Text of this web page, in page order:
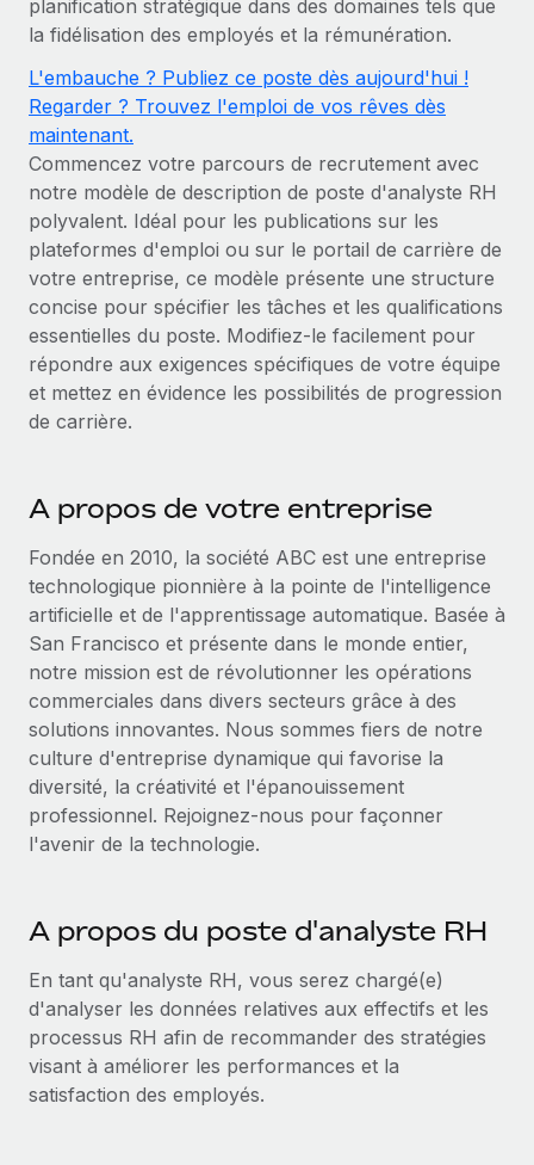
Gestion des freelances
Intégrez et gérez vos freelances partout dans le monde
PEO
Sous-traitez les opérations complexes liées à l’emploi
INFRASTRUCTURE
Intégration Remote
Intégrez vos RH aux flux de travail en toute simplicité
Plateforme
Des fonctions RH clés intégrées pour votre équipe
Connecter Nouveau
Connectez n'importe quel outil d’IA à Remote grâce à
Intégrations
Rationalisez vos processus avec des outils essentiels
SERVICES
Demandez aux experts
Recevez des conseils d’experts sur les RH à
l’international et la conformité
Contrôles d’antécédents
Simplifiez vos processus de présélection des
candidats
matière de conformité
Gestion des appareils
Achetez et suivez vos équipements informatiques
dans le monde entier
Création d’entité
Comparer Remote
Examinez notre service par rapport aux autres
CROISSANCE
Start-ups
Des solutions agiles et internationales pour les RH et la
paie des entreprises en pleine croissance
Entreprises intermédiaires
Développez vos équipes avec des solutions RH sur
mesure
Entreprise
Les RH à l’international pour les grandes entreprises
Partenaires stratégiques de la tech
Intégrez les RH à l’international de manière flexible
Devenir partenaire
Explorez avec nous vos opportunités de partenariat
Remote Build Bientôt disponible
Conseil en intégrations et automatisations assistées par
l’IA
ÉTUDES DE CAS
pays
Calculateur de paiement des freelances
Découvrez les devises disponibles et les vitesses de
paiement pour vos freelances internationaux
APPRENDRE AVEC REMOTE
Recherche et guides
Études de cas
Glossaire RH
Checklists et modèles
Salle de presse
Données sur les salaires et les talents
Centre de ressources
Obtenir de l’aide
Voir toutes les ressources
EOR et PEO
Gestion des freelances
Taxes
Explorer le blog
Nederlands
Français
Deutsch
Español
Italiano
Português (Portugal)
日本語
中文（简体）
Connexion
planification stratégique dans des domaines tels que
la fidélisation des employés et la rémunération.
L'embauche ? Publiez ce poste dès aujourd'hui !
Regarder ? Trouvez l'emploi de vos rêves dès
maintenant.
Commencez votre parcours de recrutement avec
notre modèle de description de poste d'analyste RH
polyvalent. Idéal pour les publications sur les
plateformes d'emploi ou sur le portail de carrière de
votre entreprise, ce modèle présente une structure
concise pour spécifier les tâches et les qualifications
essentielles du poste. Modifiez-le facilement pour
répondre aux exigences spécifiques de votre équipe
et mettez en évidence les possibilités de progression
de carrière.
A propos de votre entreprise
Fondée en 2010, la société ABC est une entreprise
technologique pionnière à la pointe de l'intelligence
artificielle et de l'apprentissage automatique. Basée à
San Francisco et présente dans le monde entier,
notre mission est de révolutionner les opérations
commerciales dans divers secteurs grâce à des
solutions innovantes. Nous sommes fiers de notre
culture d'entreprise dynamique qui favorise la
diversité, la créativité et l'épanouissement
professionnel. Rejoignez-nous pour façonner
l'avenir de la technologie.
A propos du poste d'analyste RH
En tant qu'analyste RH, vous serez chargé(e)
d'analyser les données relatives aux effectifs et les
processus RH afin de recommander des stratégies
visant à améliorer les performances et la
satisfaction des employés.